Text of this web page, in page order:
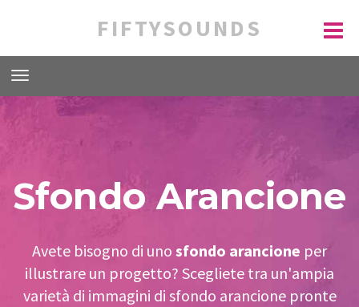
FIFTYSOUNDS
Sfondo Arancione
Avete bisogno di uno sfondo arancione per
illustrare un progetto? Scegliete tra un'ampia
varietà di immagini di sfondo arancione pronte